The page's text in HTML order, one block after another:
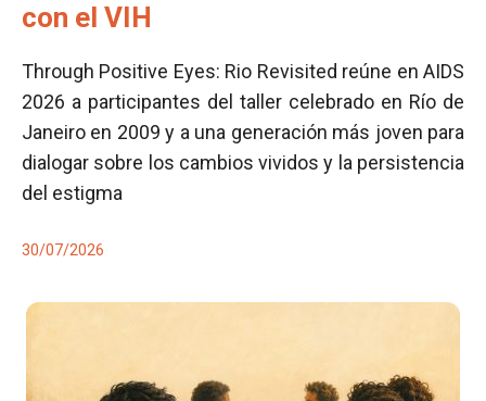
con el VIH
Through Positive Eyes: Rio Revisited reúne en AIDS
2026 a participantes del taller celebrado en Río de
Janeiro en 2009 y a una generación más joven para
dialogar sobre los cambios vividos y la persistencia
del estigma
30/07/2026